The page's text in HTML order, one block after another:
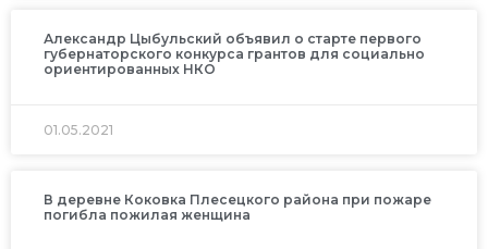
Александр Цыбульский объявил о старте первого
губернаторского конкурса грантов для социально
ориентированных НКО
01.05.2021
В деревне Коковка Плесецкого района при пожаре
погибла пожилая женщина